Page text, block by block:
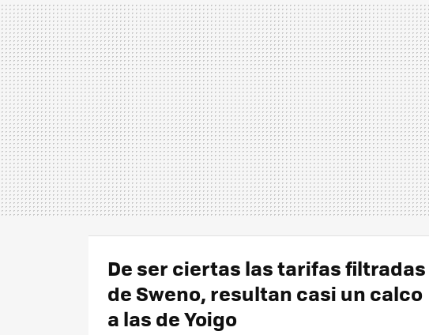
De ser ciertas las tarifas filtradas
de Sweno, resultan casi un calco
a las de Yoigo